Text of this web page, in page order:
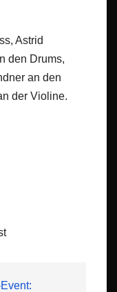
Astrid
den Drums,
an den
der Violine.